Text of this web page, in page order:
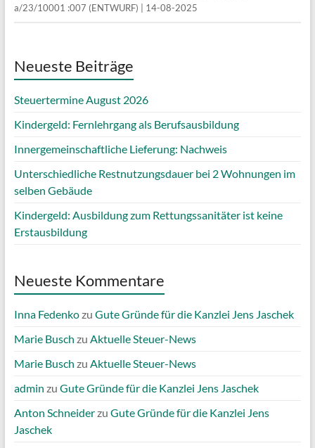
a/23/10001 :007 (ENTWURF) | 14-08-2025
Neueste Beiträge
Steuertermine August 2026
Kindergeld: Fernlehrgang als Berufsausbildung
Innergemeinschaftliche Lieferung: Nachweis
Unterschiedliche Restnutzungsdauer bei 2 Wohnungen im
selben Gebäude
Kindergeld: Ausbildung zum Rettungssanitäter ist keine
Erstausbildung
Neueste Kommentare
Inna Fedenkozu Gute Gründe für die Kanzlei Jens Jaschek
Marie Busch zu Aktuelle Steuer-News
Marie Busch zu Aktuelle Steuer-News
admin zu Gute Gründe für die Kanzlei Jens Jaschek
Anton Schneiderzu Gute Gründe für die Kanzlei Jens
Jaschek